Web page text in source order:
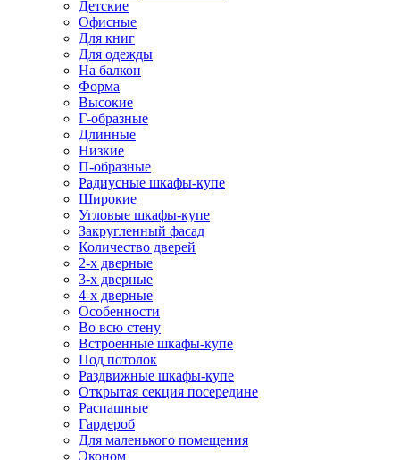
Детские
Офисные
Для книг
Для одежды
На балкон
Форма
Высокие
Г-образные
Длинные
Низкие
П-образные
Радиусные шкафы-купе
Широкие
Угловые шкафы-купе
Закругленный фасад
Количество дверей
2-х дверные
3-х дверные
4-х дверные
Особенности
Во всю стену
Встроенные шкафы-купе
Под потолок
Раздвижные шкафы-купе
Открытая секция посередине
Распашные
Гардероб
Для маленького помещения
Эконом